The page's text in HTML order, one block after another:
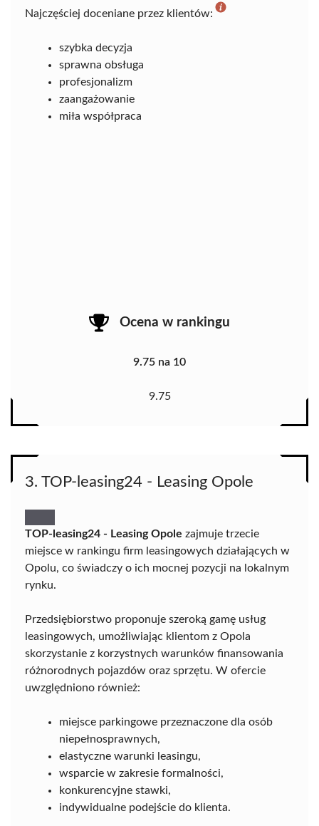
Najczęściej doceniane przez klientów:
szybka decyzja
sprawna obsługa
profesjonalizm
zaangażowanie
miła współpraca
Ocena w rankingu
9.75 na 10
9.75
3. TOP-leasing24 - Leasing Opole
TOP-leasing24 - Leasing Opole zajmuje trzecie
miejsce w rankingu firm leasingowych działających w
Opolu, co świadczy o ich mocnej pozycji na lokalnym
rynku.
Przedsiębiorstwo proponuje szeroką gamę usług
leasingowych, umożliwiając klientom z Opola
skorzystanie z korzystnych warunków finansowania
różnorodnych pojazdów oraz sprzętu. W ofercie
uwzględniono również:
miejsce parkingowe przeznaczone dla osób
niepełnosprawnych,
elastyczne warunki leasingu,
wsparcie w zakresie formalności,
konkurencyjne stawki,
indywidualne podejście do klienta.